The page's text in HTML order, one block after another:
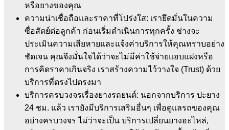
หรือยางของคุณ
ความน่าเชื่อถือและราคาที่โปร่งใส: เรายึดมั่นในความ
ซื่อสัตย์ต่อลูกค้า ก่อนเริ่มดำเนินการทุกครั้ง ช่างจะ
ประเมินความเสียหายและแจ้งค่าบริการให้คุณทราบอย่าง
ชัดเจน คุณจึงมั่นใจได้ว่าจะไม่มีค่าใช้จ่ายแอบแฝงหรือ
การคิดราคาเกินจริง เราสร้างความไว้วางใจ (Trust) ด้วย
บริการที่ตรงไปตรงมา
บริการครบวงจรเรื่องยางรถยนต์: นอกจากบริการ ปะยาง
24 ชม. แล้ว เรายังมีบริการเสริมอื่นๆ เพื่อดูแลรถของคุณ
อย่างครบวงจร ไม่ว่าจะเป็น บริการเปลี่ยนยางอะไหล่,